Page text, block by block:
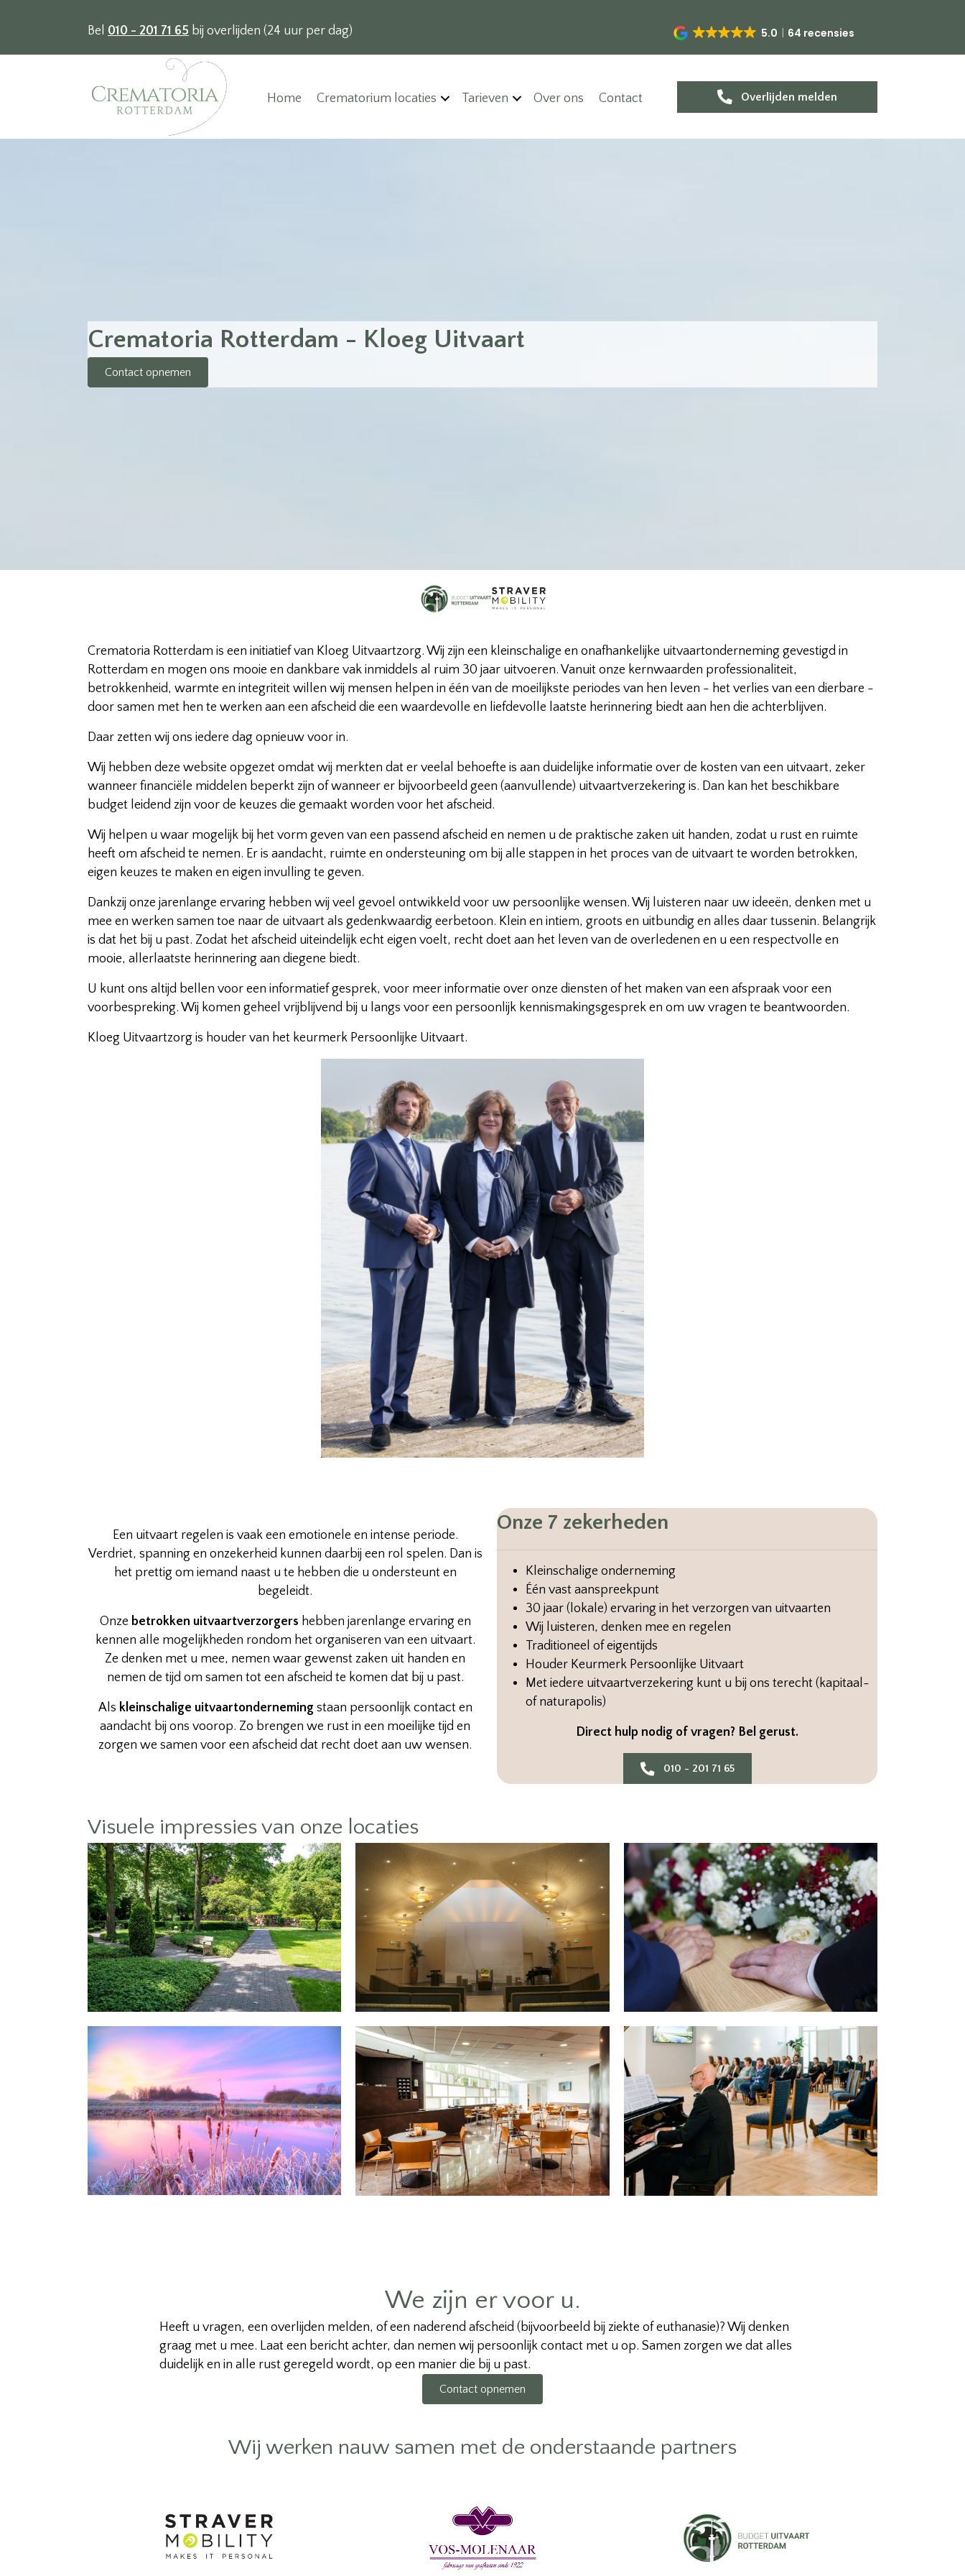
Bel 010 - 201 71 65 bij overlijden (24 uur per dag) 5.0 64 recensies
Home Crematorium locaties Tarieven Over ons Contact Overlijden melden
Crematoria Rotterdam - Kloeg Uitvaart
Contact opnemen
Crematoria Rotterdam is een initiatief van Kloeg Uitvaartzorg. Wij zijn een kleinschalige en onafhankelijke uitvaartonderneming gevestigd in
Rotterdam en mogen ons mooie en dankbare vak inmiddels al ruim 30 jaar uitvoeren. Vanuit onze kernwaarden professionaliteit,
betrokkenheid, warmte en integriteit willen wij mensen helpen in één van de moeilijkste periodes van hen leven - het verlies van een dierbare -
door samen met hen te werken aan een afscheid die een waardevolle en liefdevolle laatste herinnering biedt aan hen die achterblijven.
Daar zetten wij ons iedere dag opnieuw voor in.
Wij hebben deze website opgezet omdat wij merkten dat er veelal behoefte is aan duidelijke informatie over de kosten van een uitvaart, zeker
wanneer financiële middelen beperkt zijn of wanneer er bijvoorbeeld geen (aanvullende) uitvaartverzekering is. Dan kan het beschikbare
budget leidend zijn voor de keuzes die gemaakt worden voor het afscheid.
Wij helpen u waar mogelijk bij het vorm geven van een passend afscheid en nemen u de praktische zaken uit handen, zodat u rust en ruimte
heeft om afscheid te nemen. Er is aandacht, ruimte en ondersteuning om bij alle stappen in het proces van de uitvaart te worden betrokken,
eigen keuzes te maken en eigen invulling te geven.
Dankzij onze jarenlange ervaring hebben wij veel gevoel ontwikkeld voor uw persoonlijke wensen. Wij luisteren naar uw ideeën, denken met u
mee en werken samen toe naar de uitvaart als gedenkwaardig eerbetoon. Klein en intiem, groots en uitbundig en alles daar tussenin. Belangrijk
is dat het bij u past. Zodat het afscheid uiteindelijk echt eigen voelt, recht doet aan het leven van de overledenen en u een respectvolle en
mooie, allerlaatste herinnering aan diegene biedt.
U kunt ons altijd bellen voor een informatief gesprek, voor meer informatie over onze diensten of het maken van een afspraak voor een
voorbespreking. Wij komen geheel vrijblijvend bij u langs voor een persoonlijk kennismakingsgesprek en om uw vragen te beantwoorden.
Kloeg Uitvaartzorg is houder van het keurmerk Persoonlijke Uitvaart.
Een uitvaart regelen is vaak een emotionele en intense periode.
Verdriet, spanning en onzekerheid kunnen daarbij een rol spelen. Dan is
het prettig om iemand naast u te hebben die u ondersteunt en
begeleidt.
Onze betrokken uitvaartverzorgers hebben jarenlange ervaring en
kennen alle mogelijkheden rondom het organiseren van een uitvaart.
Ze denken met u mee, nemen waar gewenst zaken uit handen en
nemen de tijd om samen tot een afscheid te komen dat bij u past.
Als kleinschalige uitvaartondernemingstaan persoonlijk contact en
aandacht bij ons voorop. Zo brengen we rust in een moeilijke tijd en
zorgen we samen voor een afscheid dat recht doet aan uw wensen.
Onze 7 zekerheden
Kleinschalige onderneming
Één vast aanspreekpunt
30 jaar (lokale) ervaring in het verzorgen van uitvaarten
Wij luisteren, denken mee en regelen
Traditioneel of eigentijds
Houder Keurmerk Persoonlijke Uitvaart
Met iedere uitvaartverzekering kunt u bij ons terecht (kapitaal-
of naturapolis)
Direct hulp nodig of vragen? Bel gerust.
010 - 201 71 65
Visuele impressies van onze locaties
We zijn er voor u.
Heeft u vragen, een overlijden melden, of een naderend afscheid (bijvoorbeeld bij ziekte of euthanasie)? Wij denken
graag met u mee. Laat een bericht achter, dan nemen wij persoonlijk contact met u op. Samen zorgen we dat alles
duidelijk en in alle rust geregeld wordt, op een manier die bij u past.
Contact opnemen
Wij werken nauw samen met de onderstaande partners